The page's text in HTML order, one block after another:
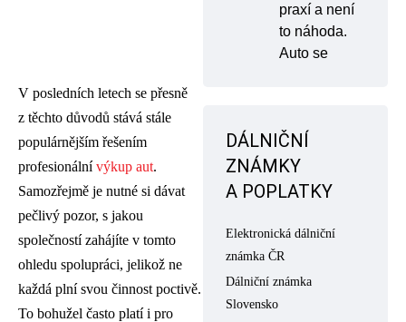
V posledních letech se přesně
z těchto důvodů stává stále
populárnějším řešením
profesionálnívýkup aut.
Samozřejmě je nutné si dávat
pečlivý pozor, s jakou
společností zahájíte v tomto
ohledu spolupráci, jelikož ne
každá plní svou činnost poctivě.
To bohužel často platí i pro
praxí a není
to náhoda.
Auto se
DÁLNIČNÍ
ZNÁMKY
A POPLATKY
Elektronická dálniční
známka ČR
Dálniční známka
Slovensko